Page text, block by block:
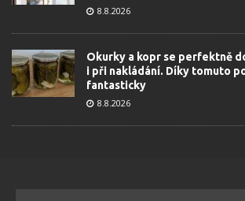
8.8.2026
Okurky a kopr se perfektně
i při nakládání. Díky tomuto
fantasticky
8.8.2026